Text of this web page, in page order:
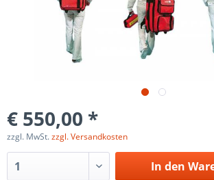
€ 550,00 *
zzgl. MwSt.zzgl. Versandkosten
In den